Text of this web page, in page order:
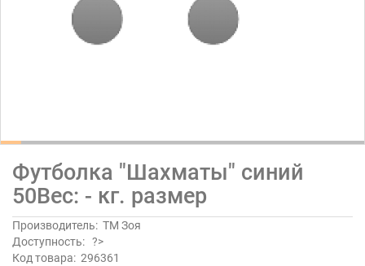
Футболка "Шахматы" синий
50Вес: - кг. размер
Производитель: ТМ Зоя
Доступность: ?>
Код товара: 296361